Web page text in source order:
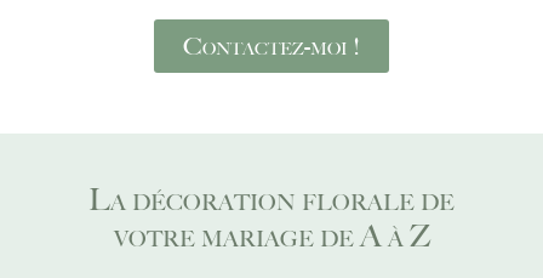
Contactez-moi !
La décoration florale de
votre mariage de A à Z